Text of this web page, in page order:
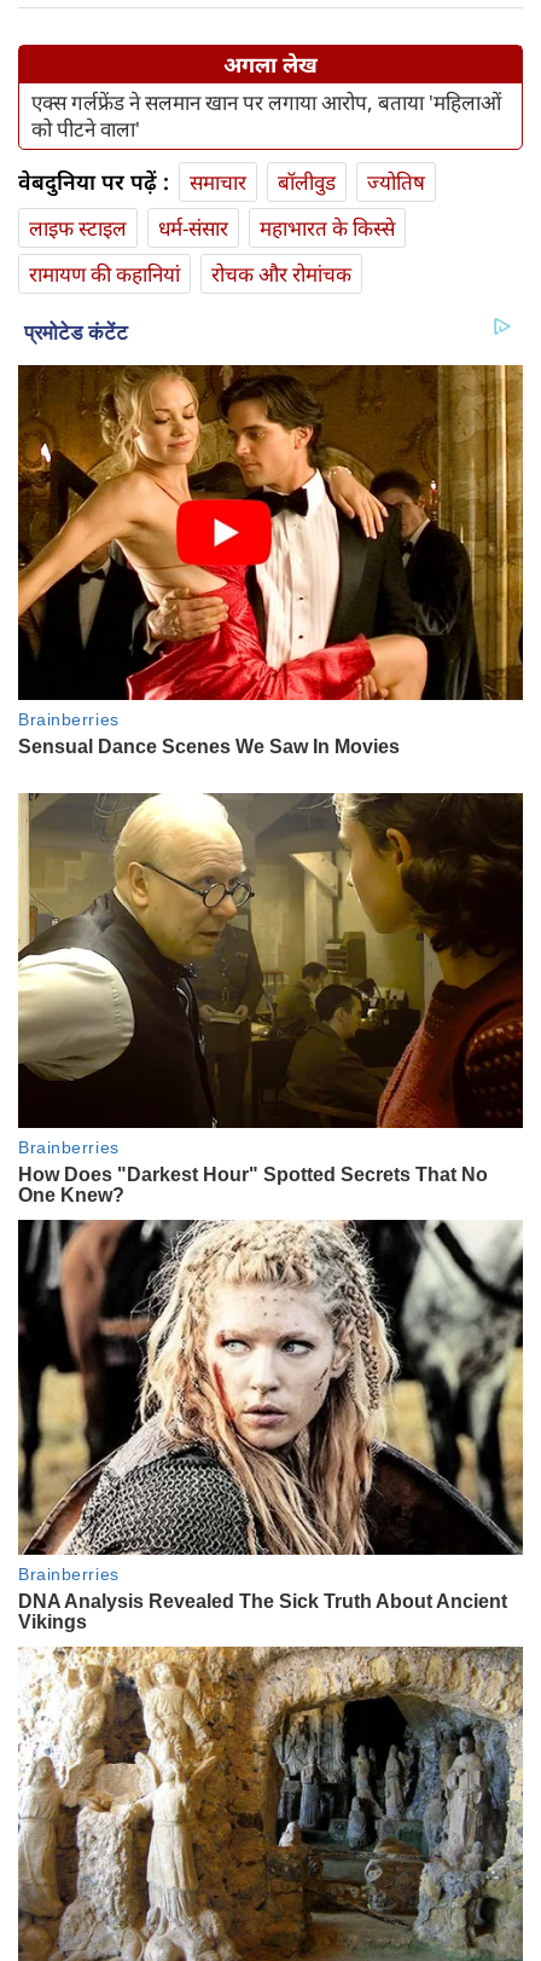
अगला लेख
एक्स गर्लफ्रेंड ने सलमान खान पर लगाया आरोप, बताया 'महिलाओं
को पीटने वाला'
वेबदुनिया पर पढ़ें : समाचार बॉलीवुड
ज्योतिष
लाइफ स्‍टाइल
धर्म-संसार
महाभारत के किस्से
रामायण की कहानियां
रोचक और रोमांचक